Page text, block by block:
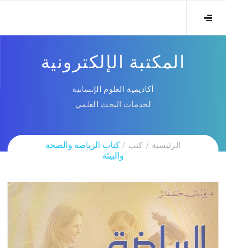
المكتبة الإلكترونية
أكاديمية العلوم الإنسانية
لخدمات البحث العلمي
الرئيسية كتب
كتاب الرياضة والصحة
والبيئة